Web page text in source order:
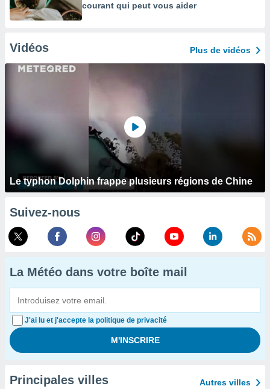
courant qui peut vous aider
Vidéos Plus de vidéos
Le typhon Dolphin frappe plusieurs régions de Chine
Suivez-nous
La Météo dans votre boîte mail
J'ai lu et j'accepte la politique de privacité
Principales villes Autres villes